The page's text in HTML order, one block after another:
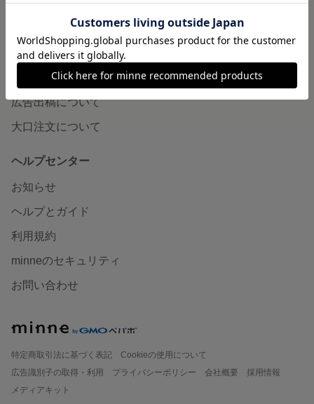
minneの本
企業の方へ
広告出稿について
大口注文について
ヘルプセンター
お知らせ
ヘルプとガイド
利用規約
minneのセキュリティ
お問い合わせ
特定商取引法に基づく表記
Cookieの使用について
広告識別子の取得・利用
プライバシーポリシー 会社概要
採用情報
メディアキット